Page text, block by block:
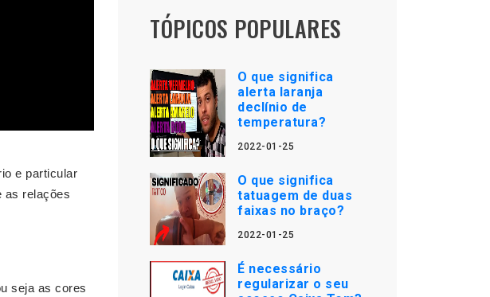
e particular
relações
seja as cores
TÓPICOS POPULARES
O que significa
alerta laranja
declínio de
temperatura?
2022-01-25
O que significa
tatuagem de duas
faixas no braço?
2022-01-25
É necessário
regularizar o seu